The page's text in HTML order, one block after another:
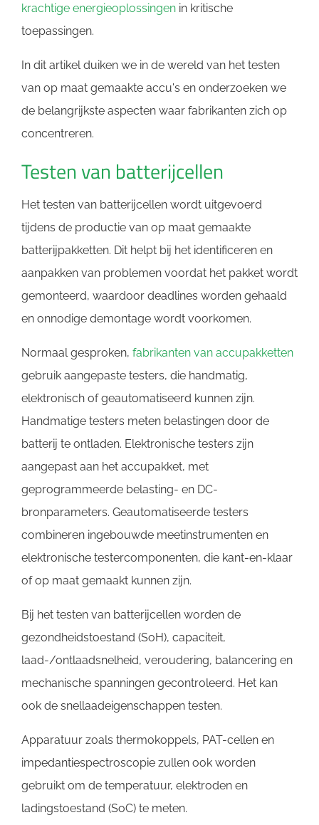
krachtige energieoplossingen in kritische
toepassingen.
In dit artikel duiken we in de wereld van het testen
van op maat gemaakte accu's en onderzoeken we
de belangrijkste aspecten waar fabrikanten zich op
concentreren.
Testen van batterijcellen
Het testen van batterijcellen wordt uitgevoerd
tijdens de productie van op maat gemaakte
batterijpakketten. Dit helpt bij het identificeren en
aanpakken van problemen voordat het pakket wordt
gemonteerd, waardoor deadlines worden gehaald
en onnodige demontage wordt voorkomen.
Normaal gesproken, fabrikanten van accupakketten
gebruik aangepaste testers, die handmatig,
elektronisch of geautomatiseerd kunnen zijn.
Handmatige testers meten belastingen door de
batterij te ontladen. Elektronische testers zijn
aangepast aan het accupakket, met
geprogrammeerde belasting- en DC-
bronparameters. Geautomatiseerde testers
combineren ingebouwde meetinstrumenten en
elektronische testercomponenten, die kant-en-klaar
of op maat gemaakt kunnen zijn.
Bij het testen van batterijcellen worden de
gezondheidstoestand (SoH), capaciteit,
laad-/ontlaadsnelheid, veroudering, balancering en
mechanische spanningen gecontroleerd. Het kan
ook de snellaadeigenschappen testen.
Apparatuur zoals thermokoppels, PAT-cellen en
impedantiespectroscopie zullen ook worden
gebruikt om de temperatuur, elektroden en
ladingstoestand (SoC) te meten.